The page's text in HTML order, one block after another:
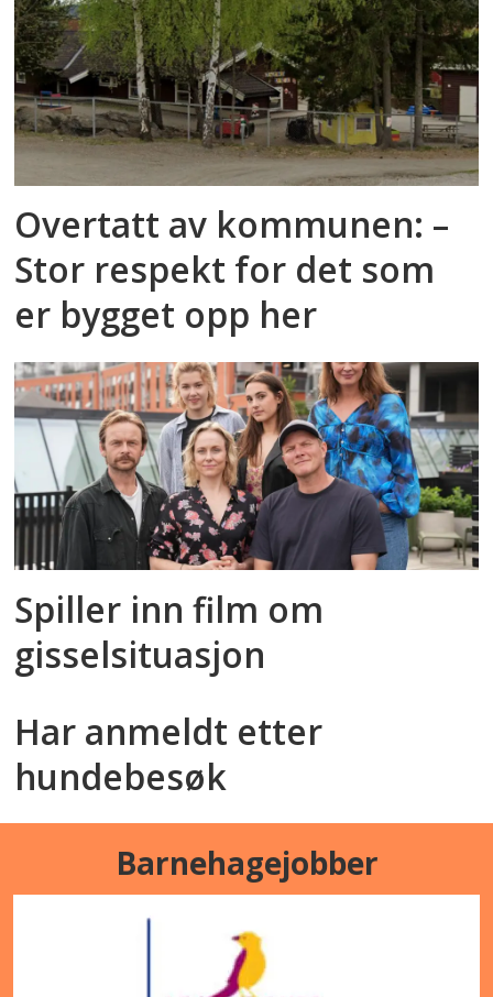
Overtatt av kommunen: –
Stor respekt for det som
er bygget opp her
Spiller inn film om
gisselsituasjon
Har anmeldt etter
hundebesøk
Barnehagejobber